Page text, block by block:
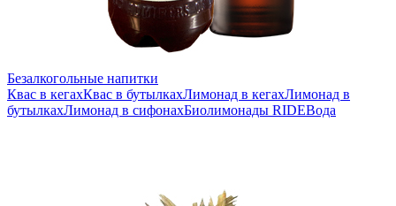
Безалкогольные напитки
Квас в кегахКвас в бутылкахЛимонад в кегахЛимонад в
бутылкахЛимонад в сифонахБиолимонады RIDEВода